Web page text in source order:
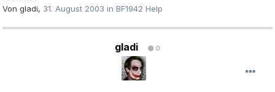
Von gladi, 31. August 2003 in BF1942 Help
gladi 0